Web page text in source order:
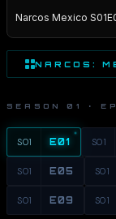
NARCOS:
SEASON 01 ·
S01 E01 S01
S01 E05 S01
S01 E09 S01